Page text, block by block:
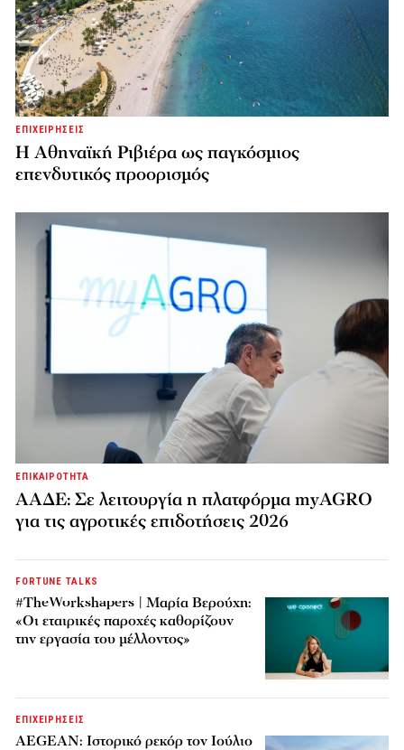
ΕΠΙΧΕΙΡΗΣΕΙΣ
Η Αθηναϊκή Ριβιέρα ως παγκόσμιος
επενδυτικός προορισμός
ΕΠΙΚΑΙΡΟΤΗΤΑ
ΑΑΔΕ: Σε λειτουργία η πλατφόρμα myAGRO
για τις αγροτικές επιδοτήσεις 2026
FORTUNE TALKS
#TheWorkshapers | Μαρία Βερούχη:
«Οι εταιρικές παροχές καθορίζουν
την εργασία του μέλλοντος»
ΕΠΙΧΕΙΡΗΣΕΙΣ
AEGEAN: Ιστορικό ρεκόρ τον Ιούλιο